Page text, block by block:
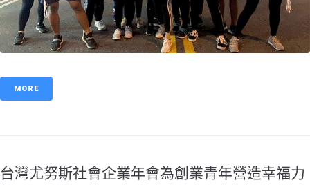
MORE
台灣尤努斯社會企業年會為創業青年營造幸福力